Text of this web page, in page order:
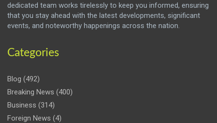
dedicated team works tirelessly to keep you informed, ensuring
that you stay ahead with the latest developments, significant
events, and noteworthy happenings across the nation.
Categories
Blog (492)
Breaking News (400)
Business (314)
Foreign News (4)